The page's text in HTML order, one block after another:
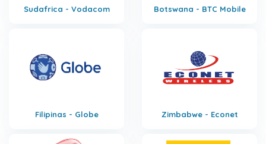
Sudafrica - Vodacom Botswana - BTC Mobile
Filipinas - Globe Zimbabwe - Econet